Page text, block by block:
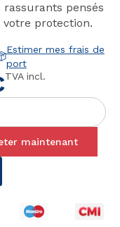
pensés
protection.
Estimer mes frais de
port
TVA incl.
maintenant